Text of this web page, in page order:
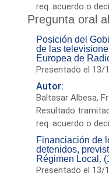
req. acuerdo o
Pregunta oral
Posición del
de las
Europea de
Presentado el 13/
Autor:
Baltasar Albesa,
Resultado
req. acuerdo o
Financiación de
detenidos,
Régimen Local.
Presentado el 13/